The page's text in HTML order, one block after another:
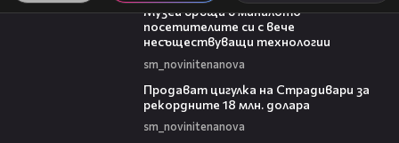
Музей връща в миналото
посетителите си с вече
несъществуващи технологии
sm_novinitenanova
Продават цигулка на Страдивари за
рекордните 18 млн. долара
sm_novinitenanova